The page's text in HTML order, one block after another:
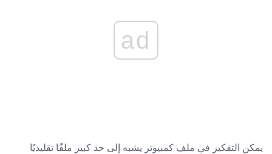
ad
يمكن التفكير في ملف كمبيوتر يشبه إلى حد كبير ملفًا تقليديًا